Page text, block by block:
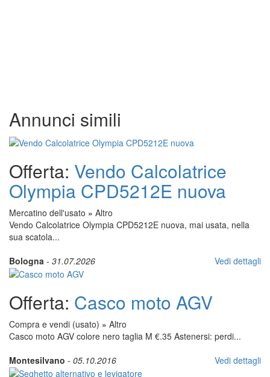
Annunci simili
Offerta: Vendo Calcolatrice
Olympia CPD5212E nuova
Mercatino dell'usato » Altro
Vendo Calcolatrice Olympia CPD5212E nuova, mai usata, nella
sua scatola...
Bologna - 31.07.2026 Vedi dettagli
Offerta: Casco moto AGV
Compra e vendi (usato) » Altro
Casco moto AGV colore nero taglia M €.35 Astenersi: perdi...
Montesilvano - 05.10.2016 Vedi dettagli